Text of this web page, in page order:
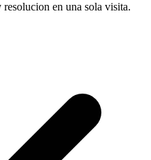
en una sola visita.